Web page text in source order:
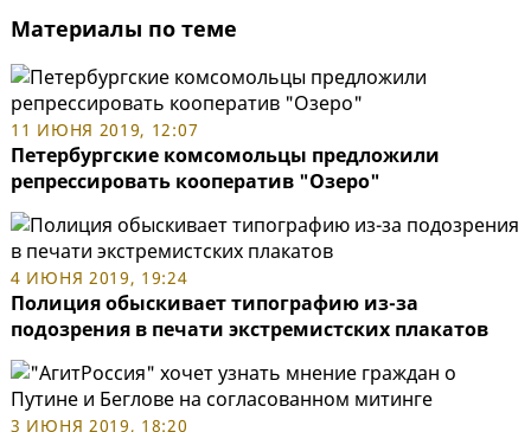
Материалы по теме
11 ИЮНЯ 2019, 12:07
Петербургские комсомольцы предложили
репрессировать кооператив "Озеро"
4 ИЮНЯ 2019, 19:24
Полиция обыскивает типографию из-за
подозрения в печати экстремистских плакатов
3 ИЮНЯ 2019, 18:20